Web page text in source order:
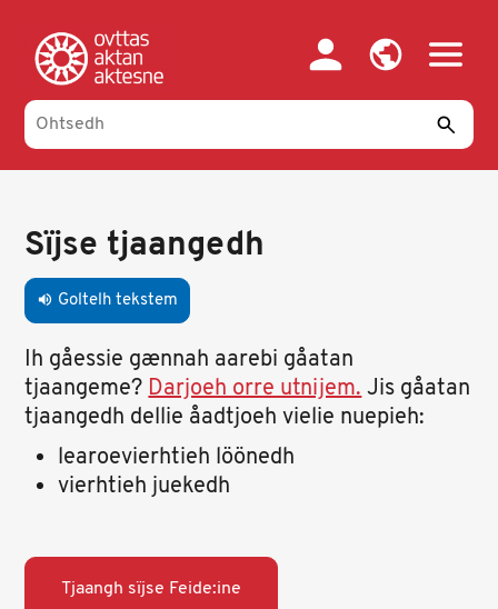
main
content
tabs
Sïjse tjaangedh
volume_up Goltelh tekstem
Ih gåessie gænnah aarebi gåatan
tjaangeme?Darjoeh orre utnijem.Jis gåatan
tjaangedh dellie åadtjoeh vielie nuepieh:
learoevierhtieh löönedh
vierhtieh juekedh
Tjaangh sïjse Feide:ine